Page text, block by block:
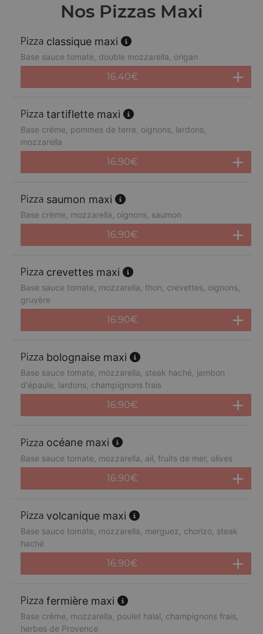
Nos Pizzas Maxi
classique maxi
Base sauce tomate, double mozzarella, origan
16.40€
tartiflette maxi
Base crème, pommes de terre, oignons, lardons,
mozzarella
16.90€
saumon maxi
Base crème, mozzarella, oignons, saumon
16.90€
crevettes maxi
Base sauce tomate, mozzarella, thon, crevettes, oignons,
gruyère
16.90€
bolognaise maxi
Base sauce tomate, mozzarella, steak haché, jambon
d'épaule, lardons, champignons frais
16.90€
océane maxi
Base sauce tomate, mozzarella, ail, fruits de mer, olives
16.90€
volcanique maxi
Base sauce tomate, mozzarella, merguez, chorizo, steak
haché
16.90€
fermière maxi
Base crème, mozzarella, poulet halal, champignons frais,
herbes de Provence